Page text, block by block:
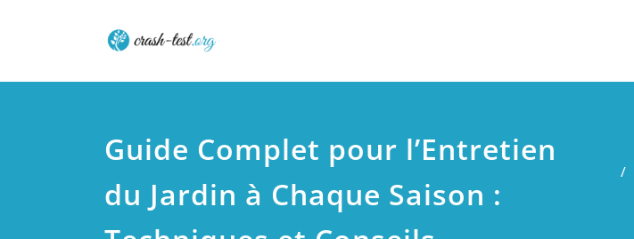
Guide Complet pour l’Entretien
du Jardin à Chaque Saison :